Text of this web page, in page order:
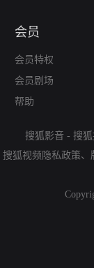
会员
会员特权
会员剧场
帮助
搜狐影音 - 搜
搜狐视频隐私政策、